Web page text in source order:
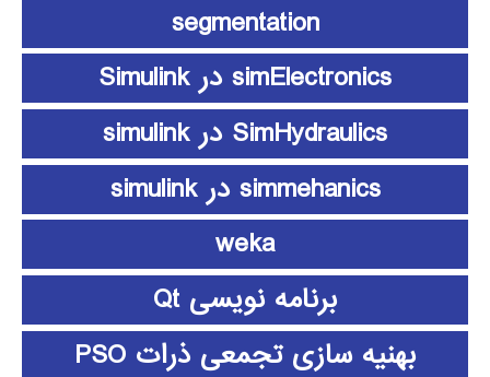
segmentation
simElectronics در Simulink
SimHydraulics در simulink
simmehanics در simulink
weka
برنامه نویسی Qt
بهنیه سازی تجمعی ذرات PSO